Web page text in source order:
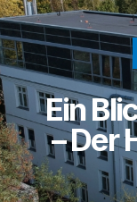
Ein
– Der